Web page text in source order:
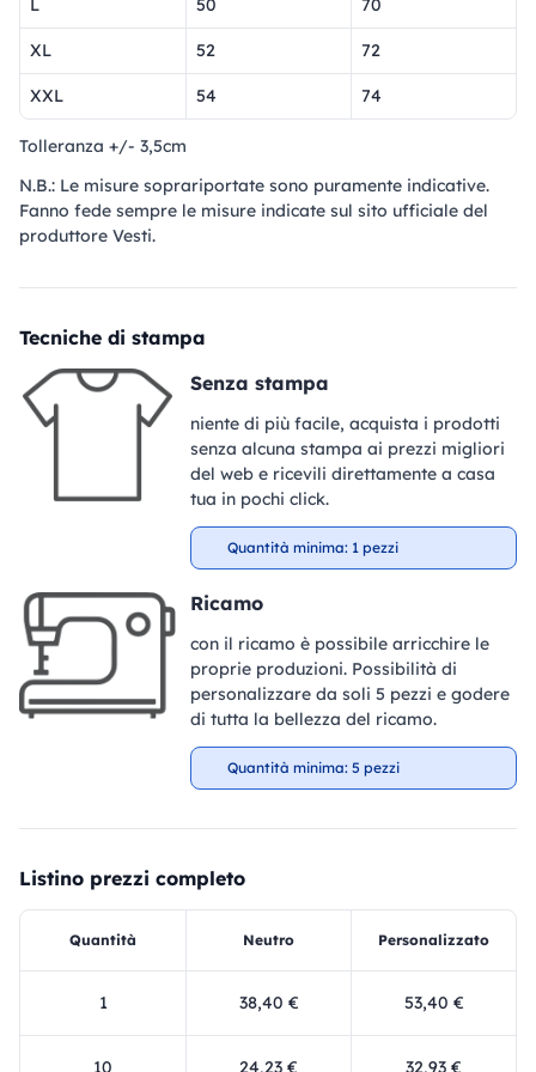
L 50 70
XL 52 72
XXL 54 74
Tolleranza +/- 3,5cm
N.B.: Le misure soprariportate sono puramente indicative.
Fanno fede sempre le misure indicate sul sito ufficiale del
produttore Vesti.
Tecniche di stampa
Senza stampa
niente di più facile, acquista i prodotti
senza alcuna stampa ai prezzi migliori
del web e ricevili direttamente a casa
tua in pochi click.
Quantità minima: 1 pezzi
Ricamo
con il ricamo è possibile arricchire le
proprie produzioni. Possibilità di
personalizzare da soli 5 pezzi e godere
di tutta la bellezza del ricamo.
Quantità minima: 5 pezzi
Listino prezzi completo
Quantità Neutro Personalizzato
1 38,40 € 53,40 €
10 24,23 € 32,93 €